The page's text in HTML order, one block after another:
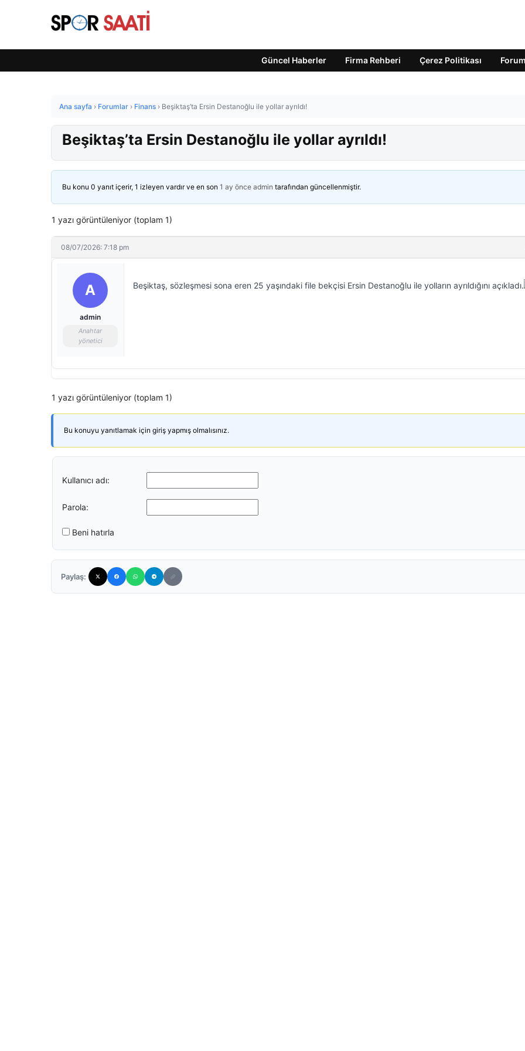
Güncel Haberler Firma Rehberi Çerez Politikası Forum
Ana sayfa › Forumlar › Finans › Beşiktaş’ta Ersin Destanoğlu ile yollar ayrıldı!
Beşiktaş’ta Ersin Destanoğlu ile yollar ayrıldı!
Bu konu 0 yanıt içerir, 1 izleyen vardır ve en son 1 ay önce admin tarafından güncellenmiştir.
1 yazı görüntüleniyor (toplam 1)
08/07/2026: 7:18 pm
A
admin
Anahtar
yönetici
Beşiktaş, sözleşmesi sona eren 25 yaşındaki file bekçisi Ersin Destanoğlu ile yolların ayrıldığını açıkladı.
1 yazı görüntüleniyor (toplam 1)
Bu konuyu yanıtlamak için giriş yapmış olmalısınız.
Kullanıcı adı:
Parola:
Beni hatırla
Paylaş: